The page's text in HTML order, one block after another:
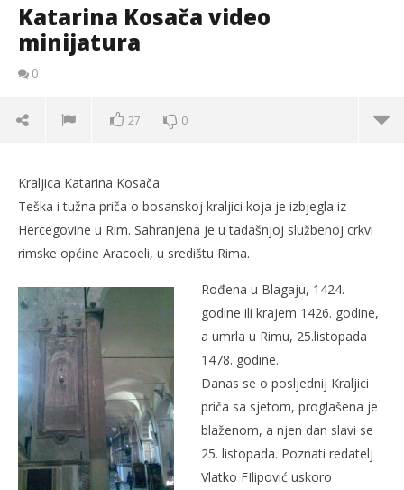
Katarina Kosača video
minijatura
0
27 0
Kraljica Katarina Kosača
Teška i tužna priča o bosanskoj kraljici koja je izbjegla iz
Hercegovine u Rim. Sahranjena je u tadašnjoj službenoj crkvi
rimske općine Aracoeli, u središtu Rima.
Rođena u Blagaju, 1424.
godine ili krajem 1426. godine,
a umrla u Rimu, 25.listopada
1478. godine.
Danas se o posljednij Kraljici
priča sa sjetom, proglašena je
blaženom, a njen dan slavi se
25. listopada. Poznati redatelj
Vlatko FIlipović uskoro